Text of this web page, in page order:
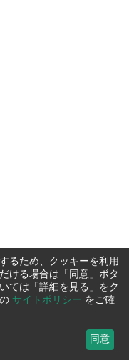
るため、クッキーを利用
ける場合は「同意」ボタ
ては「詳細を見る」をク
サイトポリシー をご確
同意